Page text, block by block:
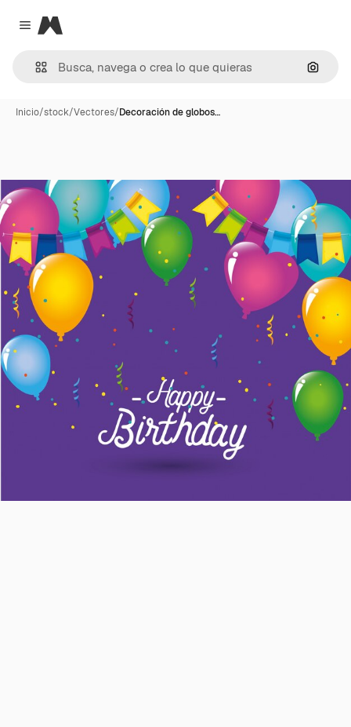
Close menu
Magnific
Inicio/stock/Vectores/Decoración de globos…